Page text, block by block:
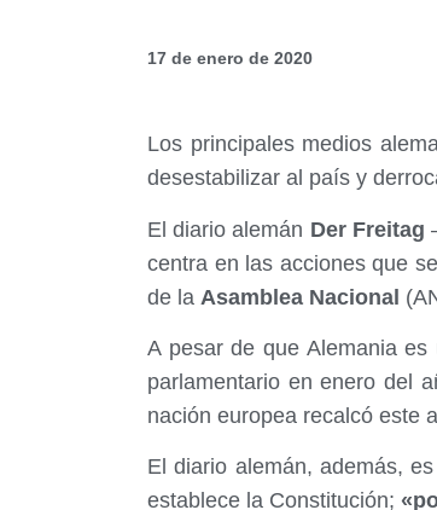
17 de enero de 2020
Los principales medios
desestabilizar al país y
El diario alemán Der Freitag
centra en las acciones que
de la Asamblea Nacional
A pesar de que Alemania
parlamentario en enero del
nación europea recalcó este
El diario alemán, además,
establece la Constitución;